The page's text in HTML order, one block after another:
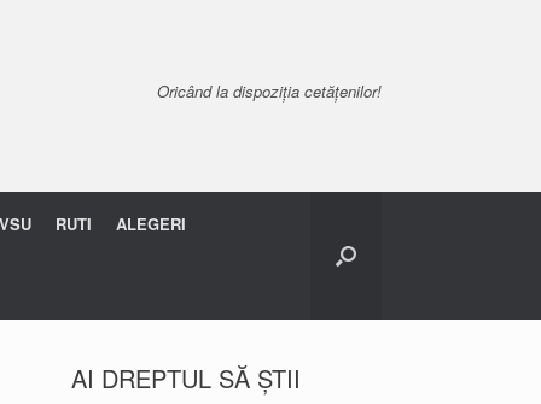
Oricând la dispoziția cetățenilor!
RUTI ALEGERI
AI DREPTUL SĂ ȘTII